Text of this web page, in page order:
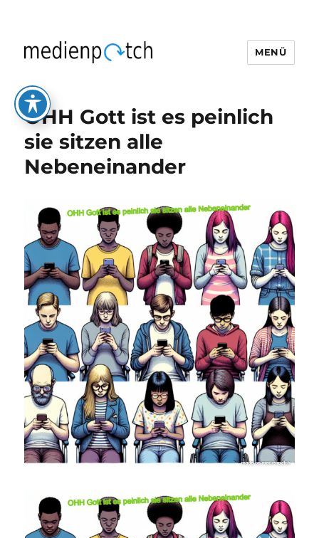
medienpatch
MENÜ
OHH Gott ist es peinlich
sie sitzen alle
Nebeneinander